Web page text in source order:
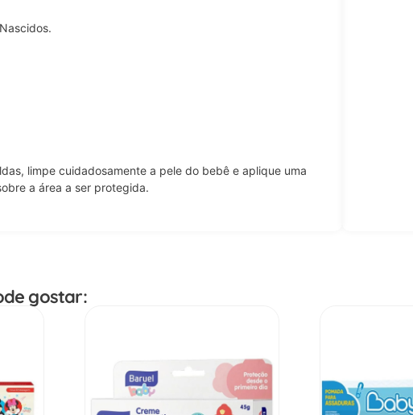
limpe cuidadosamente a pele do bebê e aplique uma
a área a ser protegida.
gostar: